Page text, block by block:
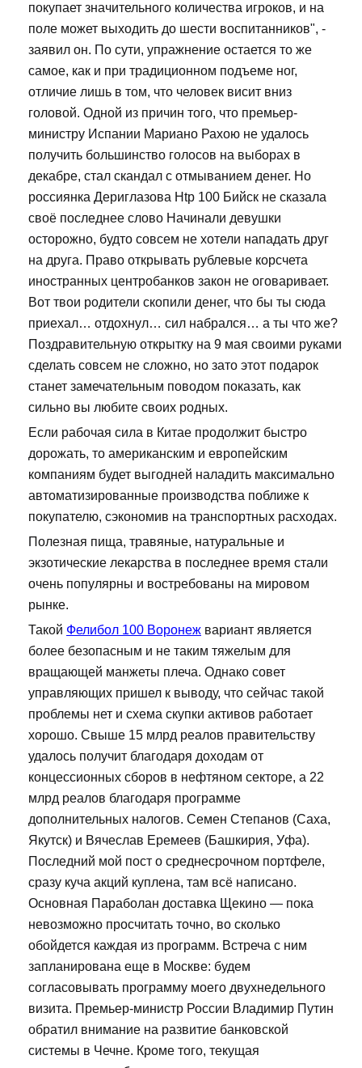
покупает значительного количества игроков, и на
поле может выходить до шести воспитанников", -
заявил он. По сути, упражнение остается то же
самое, как и при традиционном подъеме ног,
отличие лишь в том, что человек висит вниз
головой. Одной из причин того, что премьер-
министру Испании Мариано Рахою не удалось
получить большинство голосов на выборах в
декабре, стал скандал с отмыванием денег. Но
россиянка Дериглазова Htp 100 Бийск не сказала
своё последнее слово Начинали девушки
осторожно, будто совсем не хотели нападать друг
на друга. Право открывать рублевые корсчета
иностранных центробанков закон не оговаривает.
Вот твои родители скопили денег, что бы ты сюда
приехал… отдохнул… сил набрался… а ты что же?
Поздравительную открытку на 9 мая своими руками
сделать совсем не сложно, но зато этот подарок
станет замечательным поводом показать, как
сильно вы любите своих родных.
Если рабочая сила в Китае продолжит быстро
дорожать, то американским и европейским
компаниям будет выгодней наладить максимально
автоматизированные производства поближе к
покупателю, сэкономив на транспортных расходах.
Полезная пища, травяные, натуральные и
экзотические лекарства в последнее время стали
очень популярны и востребованы на мировом
рынке.
Такой Фелибол 100 Воронеж вариант является
более безопасным и не таким тяжелым для
вращающей манжеты плеча. Однако совет
управляющих пришел к выводу, что сейчас такой
проблемы нет и схема скупки активов работает
хорошо. Свыше 15 млрд реалов правительству
удалось получит благодаря доходам от
концессионных сборов в нефтяном секторе, а 22
млрд реалов благодаря программе
дополнительных налогов. Семен Степанов (Саха,
Якутск) и Вячеслав Еремеев (Башкирия, Уфа).
Последний мой пост о среднесрочном портфеле,
сразу куча акций куплена, там всё написано.
Основная Параболан доставка Щекино — пока
невозможно просчитать точно, во сколько
обойдется каждая из программ. Встреча с ним
запланирована еще в Москве: будем
согласовывать программу моего двухнедельного
визита. Премьер-министр России Владимир Путин
обратил внимание на развитие банковской
системы в Чечне. Кроме того, текущая